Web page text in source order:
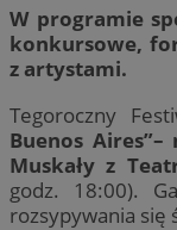
W programie
konkursowe,
z artystami.
Tegoroczny
Buenos
Muskały z
godz. 18:00).
rozsypywania się